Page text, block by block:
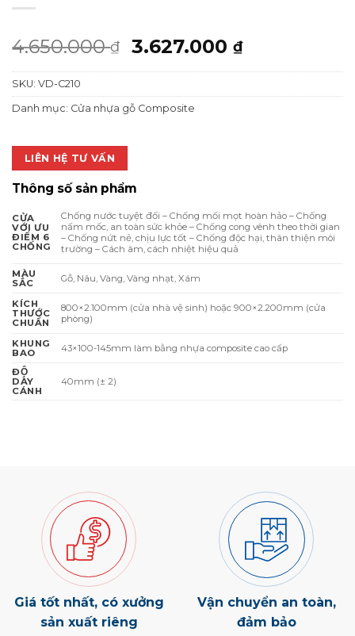
4.650.000₫
Giá
gốc
là:
4.650.000 ₫.
3.627.000 ₫Giá
hiện
tại
SKU: VD-C210
Danh mục: Cửa nhựa gỗ Composite
LIÊN HỆ TƯ VẤN
Thông số sản phẩm
CỬA
VỚI ƯU
ĐIỂM 6
CHỐNG
Chống nước tuyệt đối – Chống mối mọt hoàn hảo – Chống
nấm mốc, an toàn sức khỏe – Chống cong vênh theo thời gian
– Chống nứt nẻ, chịu lực tốt – Chống độc hại, thân thiện môi
trường – Cách âm, cách nhiệt hiệu quả
MÀU
SẮC
Gỗ, Nâu, Vàng, Vàng nhạt, Xám
KÍCH
THƯỚC
CHUẨN
800×2.100mm (cửa nhà vệ sinh) hoặc 900×2.200mm (cửa
phòng)
KHUNG
BAO
43×100-145mm làm bằng nhựa composite cao cấp
ĐỘ
DÀY
CÁNH
40mm (± 2)
Giá tốt nhất, có xưởng
sản xuất riêng
Vận chuyển an toàn,
đảm bảo